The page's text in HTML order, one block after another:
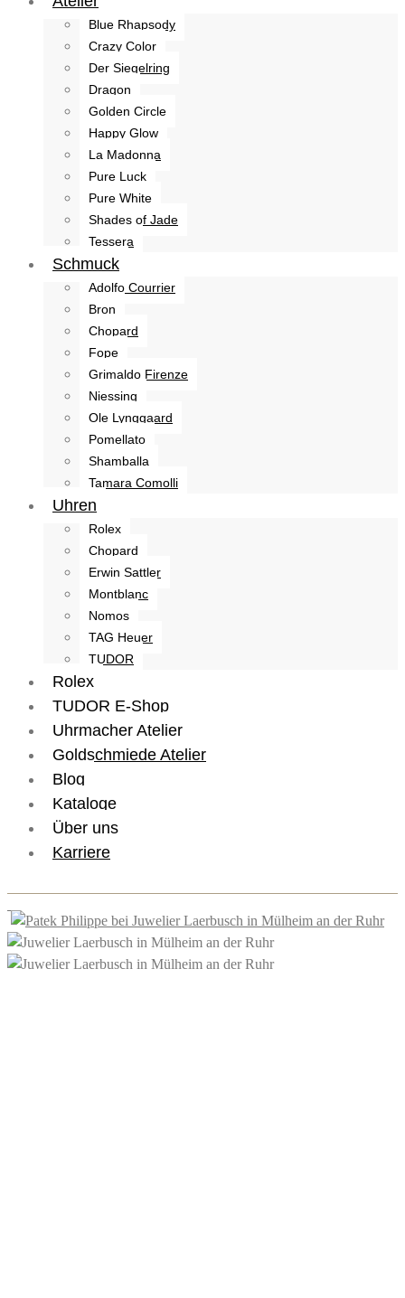
Blue Rhapsody
Crazy Color
Der Siegelring
Dragon
Golden Circle
Happy Glow
La Madonna
Pure Luck
Pure White
Shades of Jade
Tessera
Schmuck
Adolfo Courrier
Bron
Chopard
Fope
Grimaldo Firenze
Niessing
Ole Lynggaard
Pomellato
Shamballa
Tamara Comolli
Uhren
Rolex
Chopard
Erwin Sattler
Montblanc
Nomos
TAG Heuer
TUDOR
Rolex
TUDOR E-Shop
Uhrmacher Atelier
Goldschmiede Atelier
Blog
Kataloge
Über uns
Karriere